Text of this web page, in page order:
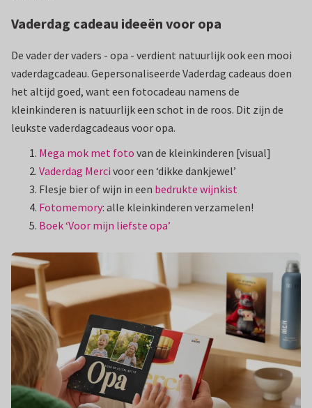
Vaderdag cadeau ideeën voor opa
De vader der vaders - opa - verdient natuurlijk ook een mooi
vaderdagcadeau. Gepersonaliseerde Vaderdag cadeaus doen
het altijd goed, want een fotocadeau namens de
kleinkinderen is natuurlijk een schot in de roos. Dit zijn de
leukste vaderdagcadeaus voor opa.
Mega mok met foto van de kleinkinderen [visual]
Vaderdag Merci voor een ‘dikke dankjewel’
Flesje bier of wijn in een bedrukte wijnkist
Fotomemory: alle kleinkinderen verzamelen!
Boek ‘Voor mijn liefste opa’